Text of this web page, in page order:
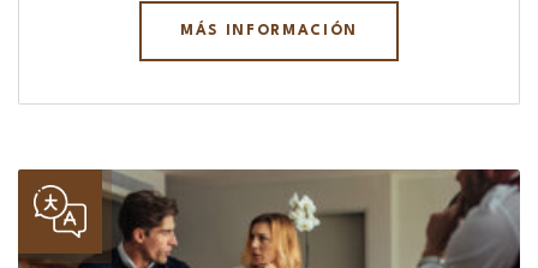
MÁS INFORMACIÓN